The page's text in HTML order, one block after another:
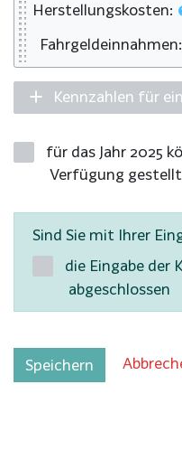
Herstellungskosten:
Fahrgeldeinnahmen:
Kennzahlen für
für das Jahr 2025
Verfügung
Sind Sie mit Ihrer
die Eingabe der
abgeschlossen
Speichern